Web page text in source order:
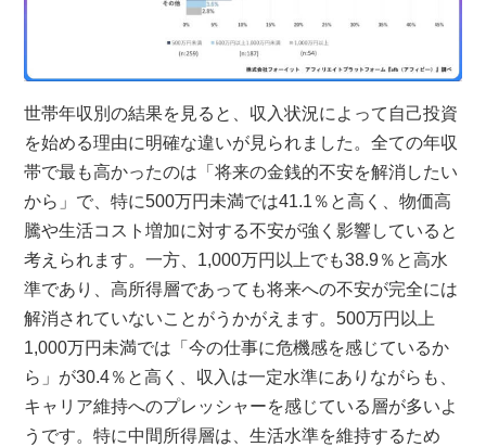
世帯年収別の結果を見ると、収入状況によって自己投資
を始める理由に明確な違いが見られました。全ての年収
帯で最も高かったのは「将来の金銭的不安を解消したい
から」で、特に500万円未満では41.1％と高く、物価高
騰や生活コスト増加に対する不安が強く影響していると
考えられます。一方、1,000万円以上でも38.9％と高水
準であり、高所得層であっても将来への不安が完全には
解消されていないことがうかがえます。500万円以上
1,000万円未満では「今の仕事に危機感を感じているか
ら」が30.4％と高く、収入は一定水準にありながらも、
キャリア維持へのプレッシャーを感じている層が多いよ
うです。特に中間所得層は、生活水準を維持するため